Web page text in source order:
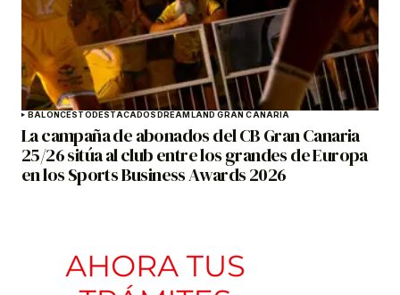
BALONCESTODESTACADOSDREAMLAND GRAN CANARIA
La campaña de abonados del CB Gran Canaria
25/26 sitúa al club entre los grandes de Europa
en los Sports Business Awards 2026